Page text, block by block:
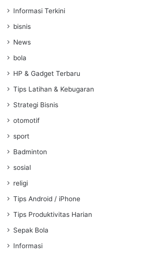
Informasi Terkini
bisnis
News
bola
HP & Gadget Terbaru
Tips Latihan & Kebugaran
Strategi Bisnis
otomotif
sport
Badminton
sosial
religi
Tips Android / iPhone
Tips Produktivitas Harian
Sepak Bola
Informasi